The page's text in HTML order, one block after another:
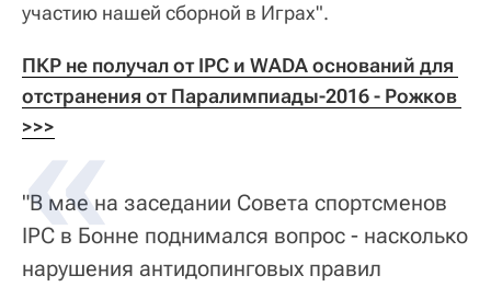
участию нашей сборной в Играх".
ПКР не получал от IPC и WADA оснований для
отстранения от Паралимпиады-2016 - Рожков
>>>
"В мае на заседании Совета спортсменов
IPC в Бонне поднимался вопрос - насколько
нарушения антидопинговых правил